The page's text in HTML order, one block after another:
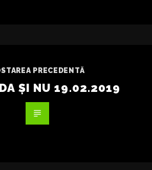
PRECEDENTĂ
ȘI NU 19.02.2019